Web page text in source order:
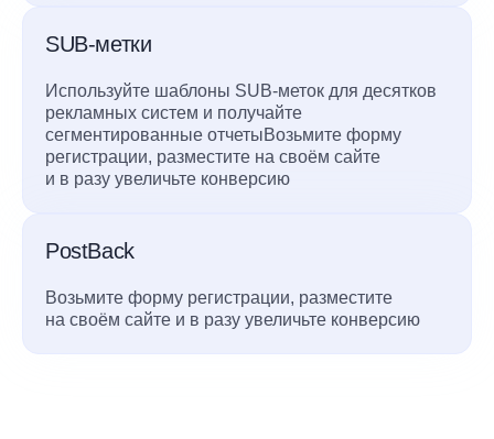
SUB-метки
Используйте шаблоны SUB-меток для десятков
рекламных систем и получайте
сегментированные отчетыВозьмите форму
регистрации, разместите на своём сайте
и в разу увеличьте конверсию
PostBack
Возьмите форму регистрации, разместите
на своём сайте и в разу увеличьте конверсию